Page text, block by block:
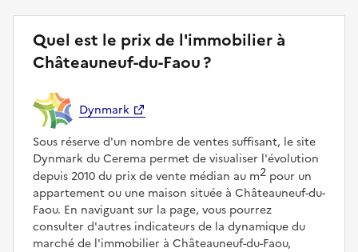
Quel est le prix de l'immobilier à
Châteauneuf-du-Faou ?
Dynmark
Sous réserve d'un nombre de ventes suffisant, le site
Dynmark du Cerema permet de visualiser l'évolution
depuis 2010 du prix de vente médian au m2 pour un
appartement ou une maison située à Châteauneuf-du-
Faou. En naviguant sur la page, vous pourrez
consulter d'autres indicateurs de la dynamique du
marché de l'immobilier à Châteauneuf-du-Faou,